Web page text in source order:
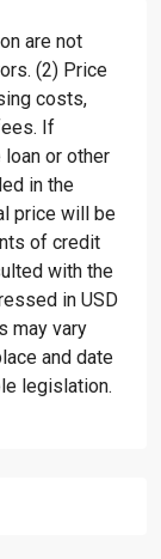
are not
(2) Price
costs,
If
or other
in the
price will be
of credit
with the
in USD
may vary
and date
legislation.